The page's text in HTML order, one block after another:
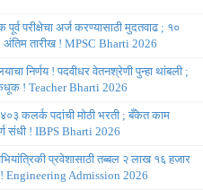
परीक्षेचा अर्ज करण्यासाठी मुदतवाढ ; १०
तारीख ! MPSC Bharti 2026
निर्णय ! पदवीधर वेतनश्रेणी पुन्हा थांबली ;
! Teacher Bharti 2026
कलर्क पदांची मोठी भरती ; बँकेत काम
संधी ! IBPS Bharti 2026
प्रवेशासाठी तब्बल २ लाख १६ हजार
! Engineering Admission 2026